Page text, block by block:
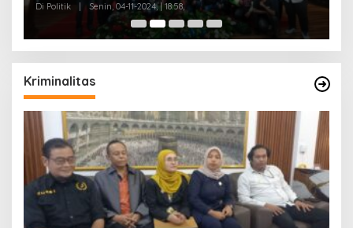
Di Politik Senin, 04-11-2024, | 18:58,
Kriminalitas